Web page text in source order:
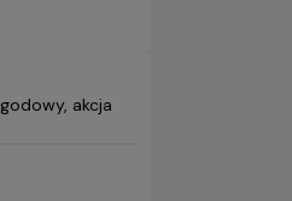
akcja